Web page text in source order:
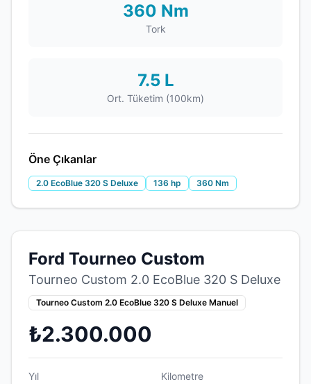
360 Nm
Tork
7.5 L
Ort. Tüketim (100km)
Öne Çıkanlar
2.0 EcoBlue 320 S Deluxe 136 hp 360 Nm
Ford Tourneo Custom
Tourneo Custom 2.0 EcoBlue 320 S Deluxe
Tourneo Custom 2.0 EcoBlue 320 S Deluxe Manuel
₺2.300.000
Yıl Kilometre